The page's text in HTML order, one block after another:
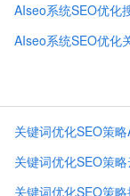
AIseo系统SEO优化
AIseo系统SEO优化
关键词优化SEO策
关键词优化SEO策
关键词优化SEO策